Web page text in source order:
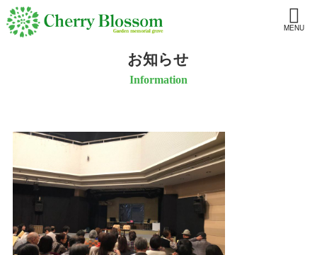
MENU
お知らせ
Information